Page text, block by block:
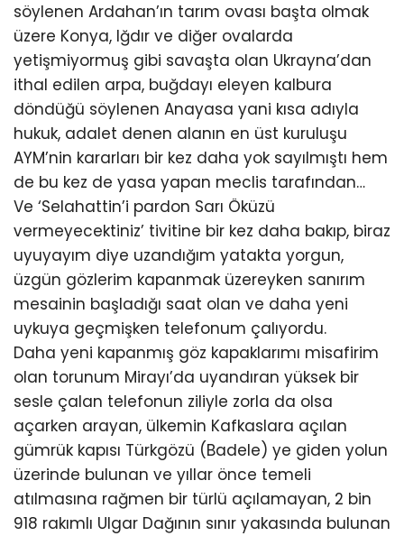
söylenen Ardahan’ın tarım ovası başta olmak
üzere Konya, Iğdır ve diğer ovalarda
yetişmiyormuş gibi savaşta olan Ukrayna’dan
ithal edilen arpa, buğdayı eleyen kalbura
döndüğü söylenen Anayasa yani kısa adıyla
hukuk, adalet denen alanın en üst kuruluşu
AYM’nin kararları bir kez daha yok sayılmıştı hem
de bu kez de yasa yapan meclis tarafından…
Ve ‘Selahattin’i pardon Sarı Öküzü
vermeyecektiniz’ tivitine bir kez daha bakıp, biraz
uyuyayım diye uzandığım yatakta yorgun,
üzgün gözlerim kapanmak üzereyken sanırım
mesainin başladığı saat olan ve daha yeni
uykuya geçmişken telefonum çalıyordu.
Daha yeni kapanmış göz kapaklarımı misafirim
olan torunum Mirayı’da uyandıran yüksek bir
sesle çalan telefonun ziliyle zorla da olsa
açarken arayan, ülkemin Kafkaslara açılan
gümrük kapısı Türkgözü (Badele) ye giden yolun
üzerinde bulunan ve yıllar önce temeli
atılmasına rağmen bir türlü açılamayan, 2 bin
918 rakımlı Ulgar Dağının sınır yakasında bulunan